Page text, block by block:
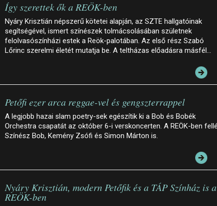
Így szerettek ők a REÖK-ben
Nyáry Krisztián népszerű kötetei alapján, az SZTE hallgatóinak
segítségével, ismert színészek tolmácsolásában születnek
felolvasószínházi estek a Reök-palotában. Az első rész Szabó
Lőrinc szerelmi életét mutatja be. A teltházas előadásra másfél…
Petőfi ezer arca reggae-vel és gengszterrappel
A legjobb hazai slam poetry-sek egészítik ki a Bob és Bobék
Orchestra csapatát az október 6-i verskoncerten. A REÖK-ben
Színész Bob, Kemény Zsófi és Simon Márton is.
Nyáry Krisztián, modern Petőfik és a TÁP Színház is a
REÖK-ben